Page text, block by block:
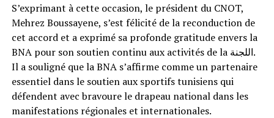
S’exprimant à cette occasion, le président du CNOT,
Mehrez Boussayene, s’est félicité de la reconduction de
cet accord et a exprimé sa profonde gratitude envers la
BNA pour son soutien continu aux activités de la اللجنة.
Il a souligné que la BNA s’affirme comme un partenaire
essentiel dans le soutien aux sportifs tunisiens qui
défendent avec bravoure le drapeau national dans les
manifestations régionales et internationales.